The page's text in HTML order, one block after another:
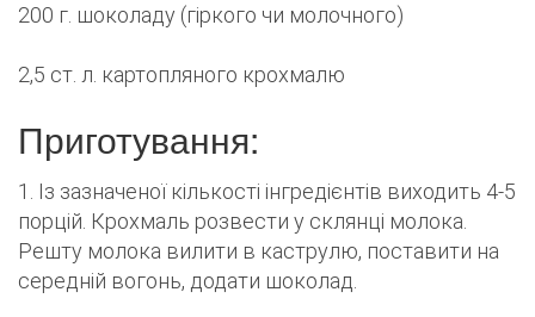
200 г. шоколаду (гіркого чи молочного)
2,5 ст. л. картопляного крохмалю
Приготування:
1. Із зазначеної кількості інгредієнтів виходить 4-5
порцій. Крохмаль розвести у склянці молока.
Решту молока вилити в каструлю, поставити на
середній вогонь, додати шоколад.